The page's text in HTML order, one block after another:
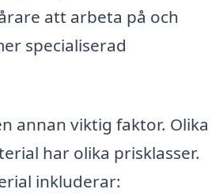
att arbeta på och
specialiserad
annan viktig faktor. Olika
har olika prisklasser.
inkluderar: